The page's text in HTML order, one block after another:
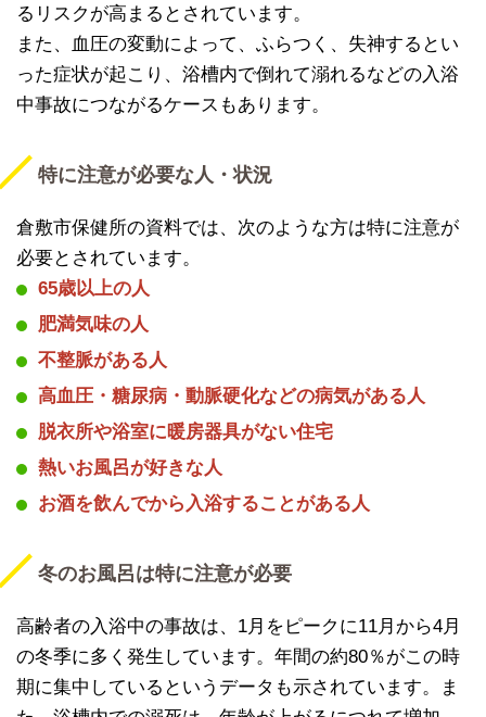
るリスクが高まるとされています。
また、血圧の変動によって、ふらつく、失神するとい
った症状が起こり、浴槽内で倒れて溺れるなどの入浴
中事故につながるケースもあります。
特に注意が必要な人・状況
倉敷市保健所の資料では、次のような方は特に注意が
必要とされています。
65歳以上の人
肥満気味の人
不整脈がある人
高血圧・糖尿病・動脈硬化などの病気がある人
脱衣所や浴室に暖房器具がない住宅
熱いお風呂が好きな人
お酒を飲んでから入浴することがある人
冬のお風呂は特に注意が必要
高齢者の入浴中の事故は、1月をピークに11月から4月
の冬季に多く発生しています。年間の約80％がこの時
期に集中しているというデータも示されています。ま